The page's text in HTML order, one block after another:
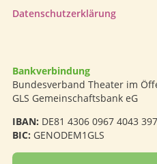
Datenschutzerklärung
Bankverbindung
Bundesverband Theater im
GLS Gemeinschaftsbank eG
IBAN: DE81 4306 0967 4043
BIC: GENODEM1GLS